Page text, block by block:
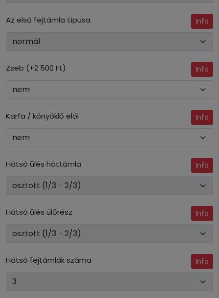
Az első fejtámla típusa Info
Zseb (+2 500 Ft) Info
Karfa / könyöklő elöl Info
Hátsó ülés háttámla Info
Hátsó ülés ülőrész Info
Hátsó fejtámlák száma Info